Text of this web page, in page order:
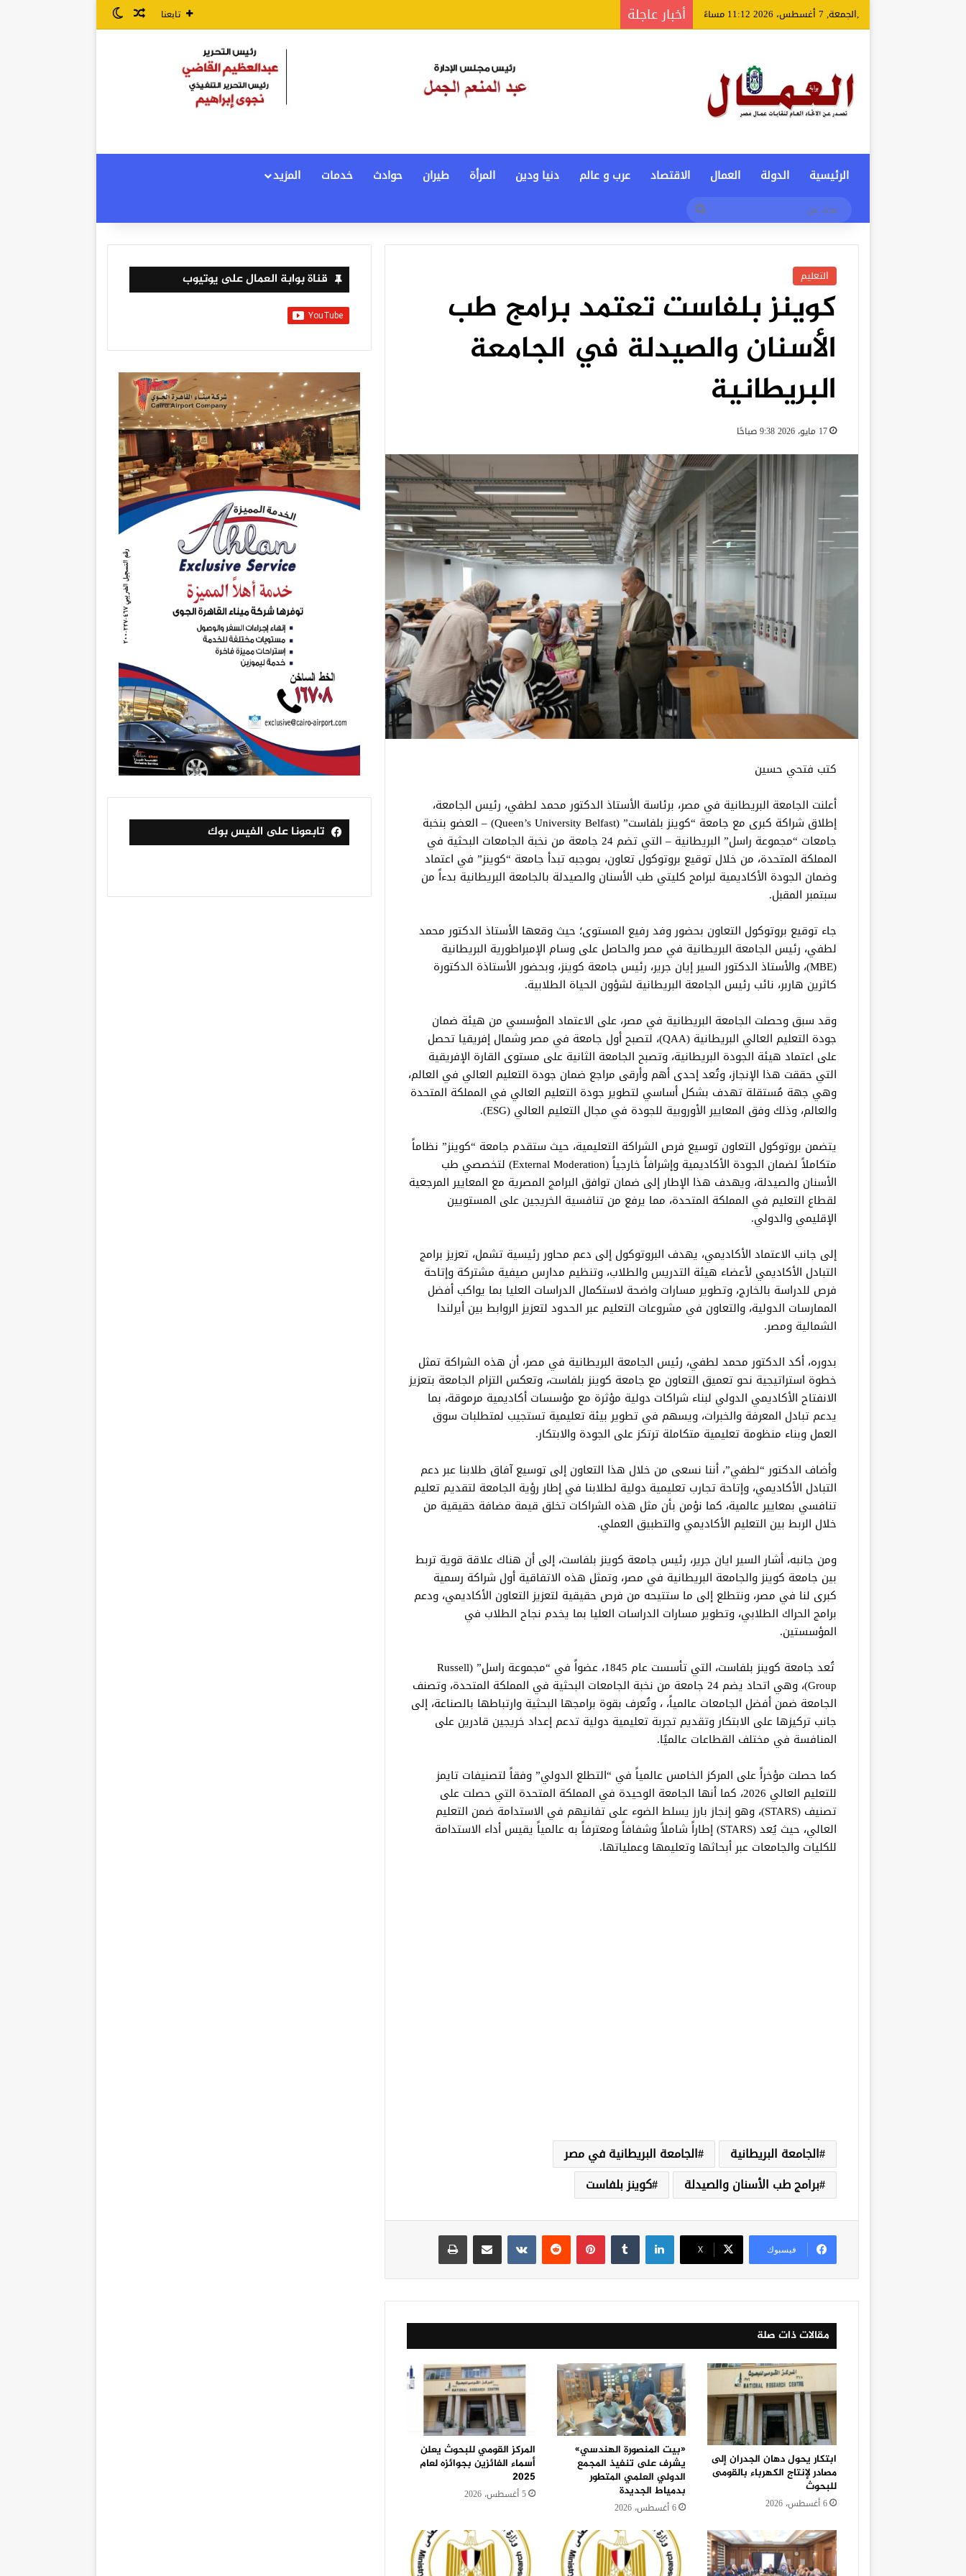
,الجمعة, 7 أغسطس، 2026 11:12 مساءً أخبار عاجلة تابعنا مقال عشوائي
الوضع المظلم
الرئيسية الدولة العمال الاقتصاد عرب و عالم دنيا ودين المرأة طيران حوادث خدمات
المزيد
التعليم
كوينز بلفاست تعتمد برامج طب
الأسنان والصيدلة في الجامعة
البريطانية
17 مايو، 2026 9:38 صباحًا
كتب فتحي حسين
أعلنت الجامعة البريطانية في مصر، برئاسة الأستاذ الدكتور محمد لطفي، رئيس الجامعة،
إطلاق شراكة كبرى مع جامعة “كوينز بلفاست” (Queen’s University Belfast) – العضو بنخبة
جامعات “مجموعة راسل” البريطانية – التي تضم 24 جامعة من نخبة الجامعات البحثية في
المملكة المتحدة، من خلال توقيع بروتوكول تعاون، بموجبه تبدأ جامعة “كوينز” في اعتماد
وضمان الجودة الأكاديمية لبرامج كليتي طب الأسنان والصيدلة بالجامعة البريطانية بدءاً من
سبتمبر المقبل.
جاء توقيع بروتوكول التعاون بحضور وفد رفيع المستوى؛ حيث وقعها الأستاذ الدكتور محمد
لطفي، رئيس الجامعة البريطانية في مصر والحاصل على وسام الإمبراطورية البريطانية
(MBE)، والأستاذ الدكتور السير إيان جرير، رئيس جامعة كوينز، وبحضور الأستاذة الدكتورة
كاثرين هاربر، نائب رئيس الجامعة البريطانية لشؤون الحياة الطلابية.
وقد سبق وحصلت الجامعة البريطانية في مصر، على الاعتماد المؤسسي من هيئة ضمان
جودة التعليم العالي البريطانية (QAA)، لتصبح أول جامعة في مصر وشمال إفريقيا تحصل
على اعتماد هيئة الجودة البريطانية، وتصبح الجامعة الثانية على مستوى القارة الإفريقية
التي حققت هذا الإنجاز، وتُعد إحدى أهم وأرقى مراجع ضمان جودة التعليم العالي في العالم،
وهي جهة مُستقلة تهدف بشكل أساسي لتطوير جودة التعليم العالي في المملكة المتحدة
والعالم، وذلك وفق المعايير الأوروبية للجودة في مجال التعليم العالي (ESG).
يتضمن بروتوكول التعاون توسيع فرص الشراكة التعليمية، حيث ستقدم جامعة “كوينز” نظاماً
متكاملاً لضمان الجودة الأكاديمية وإشرافاً خارجياً (External Moderation) لتخصصي طب
الأسنان والصيدلة، ويهدف هذا الإطار إلى ضمان توافق البرامج المصرية مع المعايير المرجعية
لقطاع التعليم في المملكة المتحدة، مما يرفع من تنافسية الخريجين على المستويين
الإقليمي والدولي.
إلى جانب الاعتماد الأكاديمي، يهدف البروتوكول إلى دعم محاور رئيسية تشمل، تعزيز برامج
التبادل الأكاديمي لأعضاء هيئة التدريس والطلاب، وتنظيم مدارس صيفية مشتركة وإتاحة
فرص للدراسة بالخارج، وتطوير مسارات واضحة لاستكمال الدراسات العليا بما يواكب أفضل
الممارسات الدولية، والتعاون في مشروعات التعليم عبر الحدود لتعزيز الروابط بين أيرلندا
الشمالية ومصر.
بدوره، أكد الدكتور محمد لطفي، رئيس الجامعة البريطانية في مصر، أن هذه الشراكة تمثل
خطوة استراتيجية نحو تعميق التعاون مع جامعة كوينز بلفاست، وتعكس التزام الجامعة بتعزيز
الانفتاح الأكاديمي الدولي لبناء شراكات دولية مؤثرة مع مؤسسات أكاديمية مرموقة، بما
يدعم تبادل المعرفة والخبرات، ويسهم في تطوير بيئة تعليمية تستجيب لمتطلبات سوق
العمل وبناء منظومة تعليمية متكاملة ترتكز على الجودة والابتكار.
وأضاف الدكتور “لطفي”، أننا نسعى من خلال هذا التعاون إلى توسيع آفاق طلابنا عبر دعم
التبادل الأكاديمي، وإتاحة تجارب تعليمية دولية لطلابنا في إطار رؤية الجامعة لتقديم تعليم
تنافسي بمعايير عالمية، كما نؤمن بأن مثل هذه الشراكات تخلق قيمة مضافة حقيقية من
خلال الربط بين التعليم الأكاديمي والتطبيق العملي.
ومن جانبه، أشار السير ايان جرير، رئيس جامعة كوينز بلفاست، إلى أن هناك علاقة قوية تربط
بين جامعة كوينز والجامعة البريطانية في مصر، وتمثل هذه الاتفاقية أول شراكة رسمية
كبرى لنا في مصر، ونتطلع إلى ما ستتيحه من فرص حقيقية لتعزيز التعاون الأكاديمي، ودعم
برامج الحراك الطلابي، وتطوير مسارات الدراسات العليا بما يخدم نجاح الطلاب في
المؤسستين.
تُعد جامعة كوينز بلفاست، التي تأسست عام 1845، عضواً في “مجموعة راسل” (Russell
Group)، وهي اتحاد يضم 24 جامعة من نخبة الجامعات البحثية في المملكة المتحدة، وتصنف
الجامعة ضمن أفضل الجامعات عالمياً، ، وتُعرف بقوة برامجها البحثية وارتباطها بالصناعة، إلى
جانب تركيزها على الابتكار وتقديم تجربة تعليمية دولية تدعم إعداد خريجين قادرين على
المنافسة في مختلف القطاعات عالميًا.
كما حصلت مؤخراً على المركز الخامس عالمياً في “التطلع الدولي” وفقاً لتصنيفات تايمز
للتعليم العالي 2026، كما أنها الجامعة الوحيدة في المملكة المتحدة التي حصلت على
تصنيف (STARS)، وهو إنجاز بارز يسلط الضوء على تفانيهم في الاستدامة ضمن التعليم
العالي، حيث يُعد (STARS) إطاراً شاملاً وشفافاً ومعترفاً به عالمياً يقيس أداء الاستدامة
للكليات والجامعات عبر أبحاثها وتعليمها وعملياتها.
الجامعة البريطانية
الجامعة البريطانية في مصر
برامج طب الأسنان والصيدلة
كوينز بلفاست
فيسبوك ‫X
لينكدإن بينتيريست
مقالات ذات صلة
ابتكار يحول دهان الجدران إلى
مصادر لإنتاج الكهرباء بالقومى
للبحوث
6 أغسطس، 2026
«بيت المنصورة الهندسي»
يشرف على تنفيذ المجمع
الدولي العلمي المتطور
بدمياط الجديدة
6 أغسطس، 2026
المركز القومي للبحوث يعلن
أسماء الفائزين بجوائزه لعام
2025
5 أغسطس، 2026
قناة بوابة العمال على يوتيوب
تابعونا على الفيس بوك